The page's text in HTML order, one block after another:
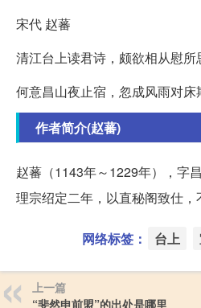
宋代 赵蕃
清江台上读君诗，颇欲相从慰所
何意昌山夜止宿，忽成风雨对床
作者简介(赵蕃)
赵蕃（1143年～1229年），字
理宗绍定二年，以直秘阁致仕，
网络标签： 台上
上一篇
“斐然申前盟”的出处是哪里